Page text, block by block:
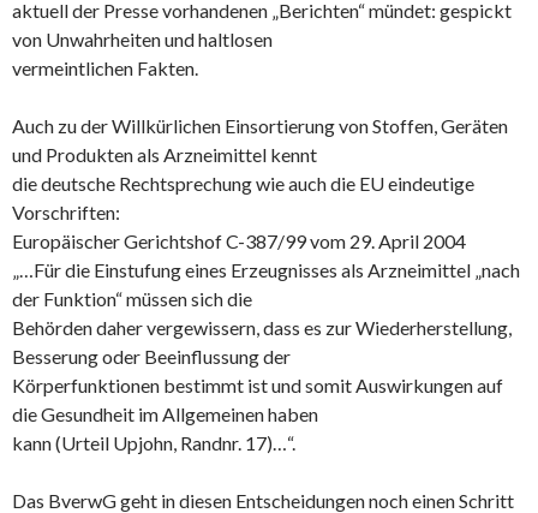
aktuell der Presse vorhandenen „Berichten“ mündet: gespickt
von Unwahrheiten und haltlosen
vermeintlichen Fakten.
Auch zu der Willkürlichen Einsortierung von Stoffen, Geräten
und Produkten als Arzneimittel kennt
die deutsche Rechtsprechung wie auch die EU eindeutige
Vorschriften:
Europäischer Gerichtshof C-387/99 vom 29. April 2004
„…Für die Einstufung eines Erzeugnisses als Arzneimittel „nach
der Funktion“ müssen sich die
Behörden daher vergewissern, dass es zur Wiederherstellung,
Besserung oder Beeinflussung der
Körperfunktionen bestimmt ist und somit Auswirkungen auf
die Gesundheit im Allgemeinen haben
kann (Urteil Upjohn, Randnr. 17)…“.
Das BverwG geht in diesen Entscheidungen noch einen Schritt